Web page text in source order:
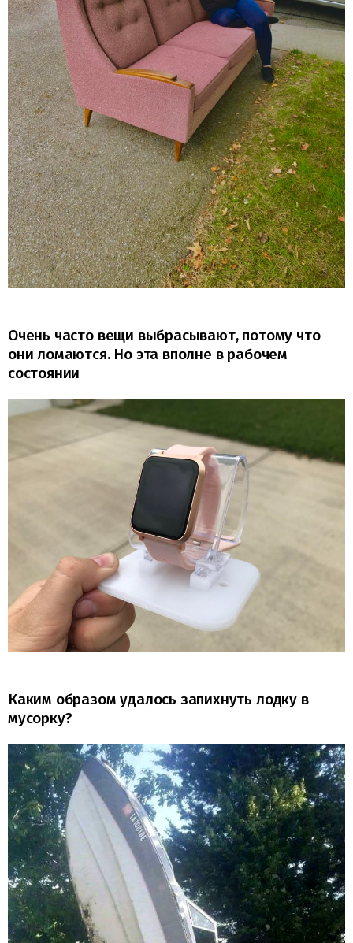
Очень часто вещи выбрасывают, потому что
они ломаются. Но эта вполне в рабочем
состоянии
Каким образом удалось запихнуть лодку в
мусорку?